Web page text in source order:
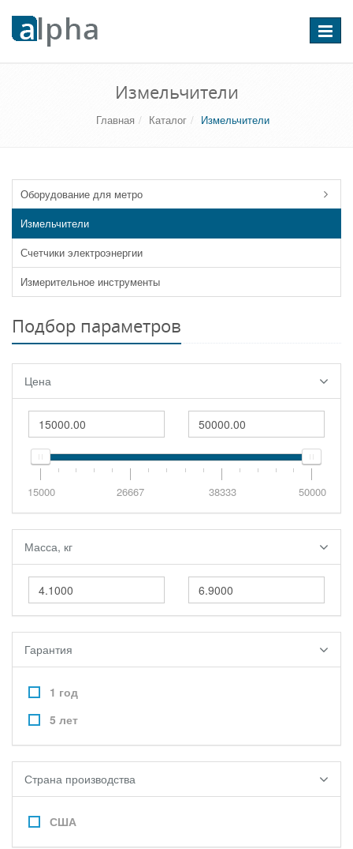
Измельчители
Главная Каталог Измельчители
Оборудование для метро
Измельчители
Счетчики электроэнергии
Измерительное инструменты
Подбор параметров
Цена
15000 26667 38333 50000
Масса, кг
Гарантия
1 год
5 лет
Страна производства
США